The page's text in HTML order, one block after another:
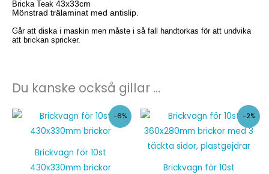
Bricka Teak 43x33cm
Mönstrad trälaminat med antislip.
Går att diska i maskin men måste i så fall handtorkas för att undvika
att brickan spricker.
Du kanske också gillar …
-6%
Brickvagn för 10st
430x330mm brickor
Det
ursprungliga
priset
4.089,00kr.
Det
nuvarande
priset
3.830,00kr.
-2%
Brickvagn för 10st
Det
ursprungliga
priset
var:
6.870,00kr.
Det
priset
är: